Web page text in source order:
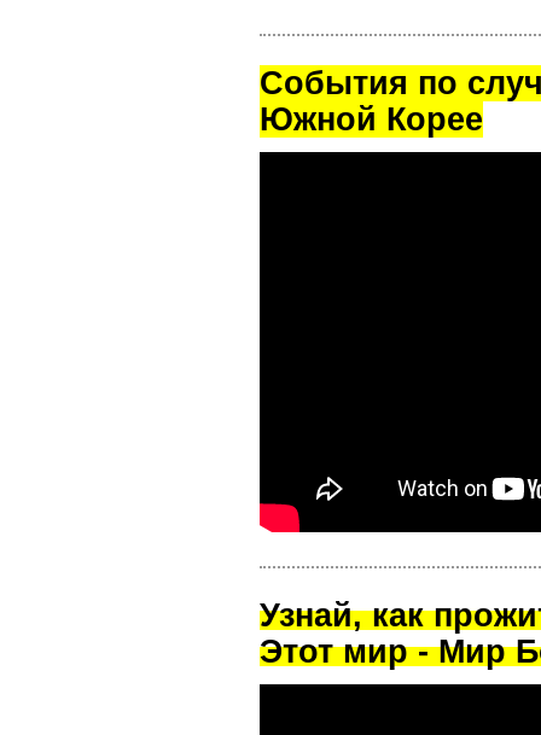
Cобытия по
Южной Корее
Узнай, как
Этот мир - Мир